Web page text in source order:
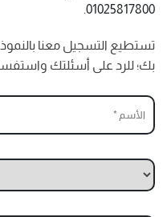
01025817800
.
تستطيع التسجيل معنا
بك؛ للرد على أسئلتك